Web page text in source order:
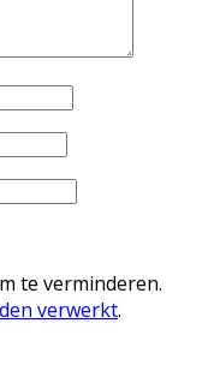
te verminderen.
verwerkt.